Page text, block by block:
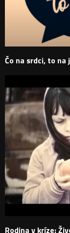
Čo na srdci, to na
Rodina v kríze: